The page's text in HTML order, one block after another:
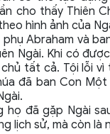
cho thấy Thiên
hình ảnh của
Abraham và
Ngài. Khi có
tất cả. Tội lỗi
đã ban Con
đã gặp Ngài
lịch sử, mà còn là